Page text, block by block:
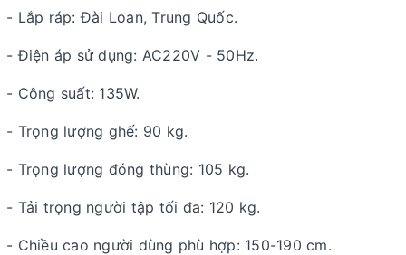
- Lắp ráp: Đài Loan, Trung Quốc.
- Điện áp sử dụng: AC220V - 50Hz.
- Công suất: 135W.
- Trọng lượng ghế: 90 kg.
- Trọng lượng đóng thùng: 105 kg.
- Tải trọng người tập tối đa: 120 kg.
- Chiều cao người dùng phù hợp: 150-190 cm.